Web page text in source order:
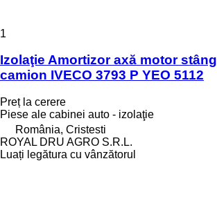
1
Izolaţie Amortizor axă motor
camion IVECO 3793 P YEO 5112
Preț la cerere
Piese ale cabinei auto - izolaţie
România, Cristesti
ROYAL DRU AGRO S.R.L.
Luați legătura cu vânzătorul